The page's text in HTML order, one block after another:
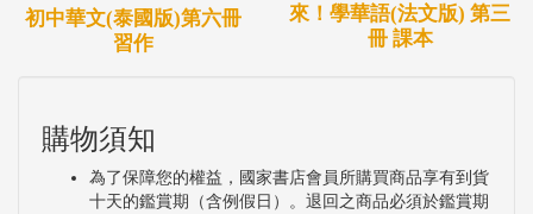
初中華文(泰國版)第六冊
習作
來！學華語(法文版) 第三
冊 課本
購物須知
為了保障您的權益，國家書店會員所購買商品享有到貨
十天的鑑賞期（含例假日）。退回之商品必須於鑑賞期